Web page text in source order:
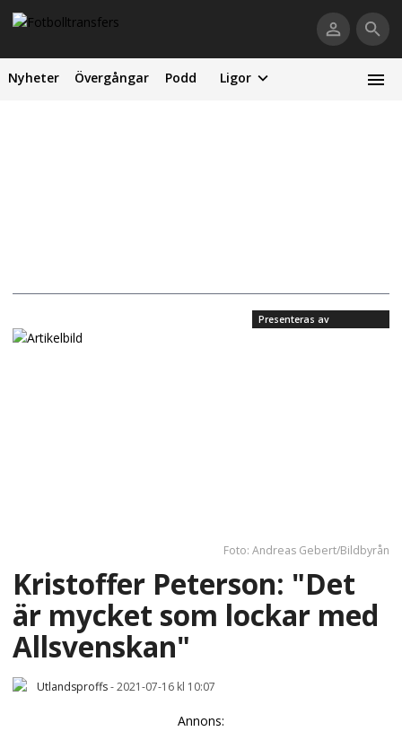
Nyheter Övergångar Podd Ligor
Presenteras av
Foto: Andreas Gebert/Bildbyrån
Kristoffer Peterson: "Det
är mycket som lockar med
Allsvenskan"
Utlandsproffs-2021-07-16 kl 10:07
Annons: